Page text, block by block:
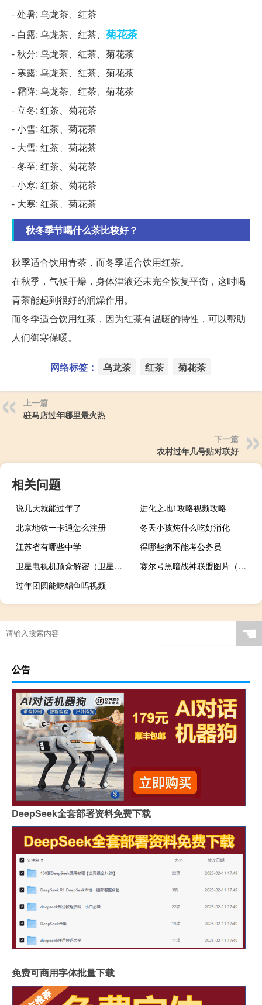
- 处暑: 乌龙茶、红茶
- 白露: 乌龙茶、红茶、 菊花茶
- 秋分: 乌龙茶、红茶、菊花茶
- 寒露: 乌龙茶、红茶、菊花茶
- 霜降: 乌龙茶、红茶、菊花茶
- 立冬: 红茶、菊花茶
- 小雪: 红茶、菊花茶
- 大雪: 红茶、菊花茶
- 冬至: 红茶、菊花茶
- 小寒: 红茶、菊花茶
- 大寒: 红茶、菊花茶
秋冬季节喝什么茶比较好？
秋季适合饮用青茶，而冬季适合饮用红茶。
在秋季，气候干燥，身体津液还未完全恢复平衡，这时喝
青茶能起到很好的润燥作用。
而冬季适合饮用红茶，因为红茶有温暖的特性，可以帮助
人们御寒保暖。
网络标签： 乌龙茶 红茶 菊花茶
上一篇
驻马店过年哪里最火热
下一篇
农村过年几号贴对联好
相关问题
说几天就能过年了
进化之地1攻略视频攻略
北京地铁一卡通怎么注册
冬天小孩炖什么吃好消化
江苏省有哪些中学
得哪些病不能考公务员
卫星电视机顶盒解密（卫星电视解密）
赛尔号黑暗战神联盟图片（赛尔号黑暗之门）
过年团圆能吃鲳鱼吗视频
☚
公告
DeepSeek全套部署资料免费下载
免费可商用字体批量下载